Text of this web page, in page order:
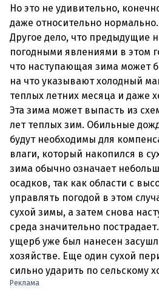
Но это не удивительно,
даже относительно нормально.
Другое дело, что предыдущие
погодными явлениями в этом
что наступающая зима может
на что указывают холодный
теплых летних месяца и даже
Эта зима может выпасть из
лет теплых зим. Обильные
будут необходимы для
влаги, который накопился в
зима обычно означает
осадков, так как области с
управлять погодой в этом
сухой зимы, а затем снова
среда значительно
ущерб уже был нанесен
хозяйстве. Еще один сухой
сильно ударить по сельскому
Реклама